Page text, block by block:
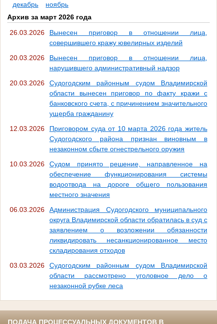
декабрь
ноябрь
Архив за март 2026 года
26.03.2026
Вынесен приговор в отношении лица,
совершившего кражу ювелирных изделий
20.03.2026
Вынесен приговор в отношении лица,
нарушившего административный надзор
20.03.2026
Судогодским районным судом Владимирской
области вынесен приговор по факту кражи с
банковского счета, с причинением значительного
ущерба гражданину
12.03.2026
Приговором суда от 10 марта 2026 года житель
Судогодского района признан виновным в
незаконном сбыте огнестрельного оружия
10.03.2026
Судом принято решение, направленное на
обеспечение функционирования системы
водоотвода на дороге общего пользования
местного значения
06.03.2026
Администрация Судогодского муниципального
округа Владимирской области обратилась в суд с
заявлением о возложении обязанности
ликвидировать несанкционированное место
складирования отходов
03.03.2026
Судогодским районным судом Владимирской
области рассмотрено уголовное дело о
незаконной рубке леса
ПОДАЧА ПРОЦЕССУАЛЬНЫХ ДОКУМЕНТОВ В